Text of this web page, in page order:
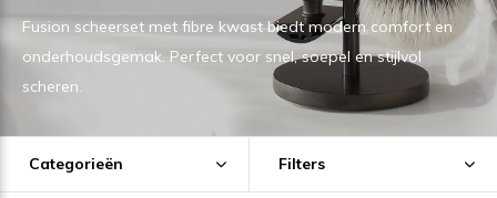
Fusion scheerset met fibre kwast biedt modern comfort en
onderhoudsgemak. Perfect voor snel, soepel en stijlvol
scheren.
Categorieën Filters